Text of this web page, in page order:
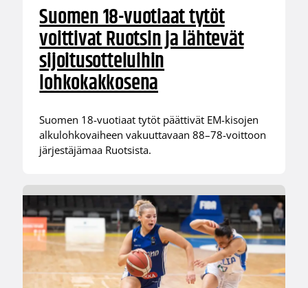
Suomen 18-vuotiaat tytöt
voittivat Ruotsin ja lähtevät
sijoitusotteluihin
lohkokakkosena
Suomen 18-vuotiaat tytöt päättivät EM-kisojen
alkulohkovaiheen vakuuttavaan 88–78-voittoon
järjestäjämaa Ruotsista.